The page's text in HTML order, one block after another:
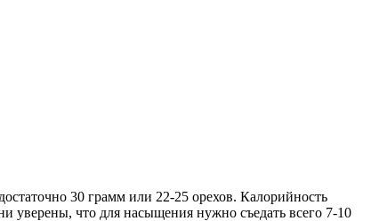
30 грамм или 22-25 орехов. Калорийность
уверены, что для насыщения нужно съедать всего 7-10